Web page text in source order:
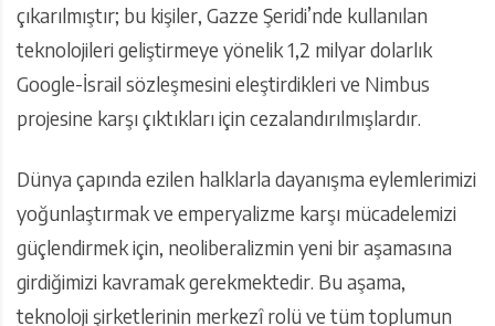
çıkarılmıştır; bu kişiler, Gazze Şeridi’nde kullanılan
teknolojileri geliştirmeye yönelik 1,2 milyar dolarlık
Google-İsrail sözleşmesini eleştirdikleri ve Nimbus
projesine karşı çıktıkları için cezalandırılmışlardır.
Dünya çapında ezilen halklarla dayanışma eylemlerimizi
yoğunlaştırmak ve emperyalizme karşı mücadelemizi
güçlendirmek için, neoliberalizmin yeni bir aşamasına
girdiğimizi kavramak gerekmektedir. Bu aşama,
teknoloji şirketlerinin merkezî rolü ve tüm toplumun